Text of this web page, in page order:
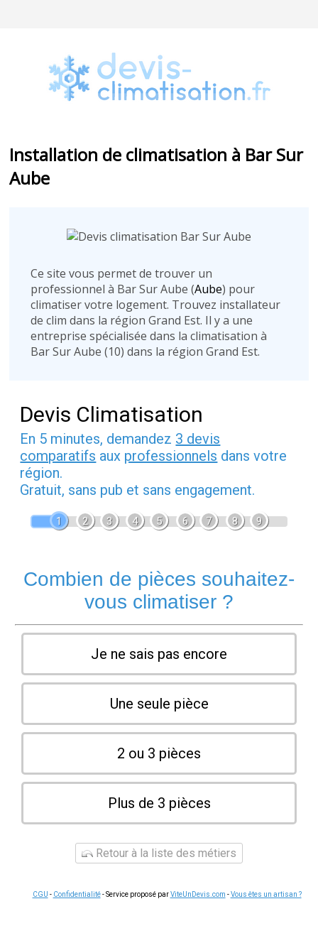
Installation de climatisation à Bar Sur
Aube
Ce site vous permet de trouver un
professionnel à Bar Sur Aube (Aube) pour
climatiser votre logement. Trouvez installateur
de clim dans la région Grand Est. Il y a une
entreprise spécialisée dans la climatisation à
Bar Sur Aube (10) dans la région Grand Est.
Devis Climatisation
En 5 minutes, demandez 3 devis
comparatifs aux professionnels dans votre
région.
Gratuit, sans pub et sans engagement.
1 2 3 4 5 6 7 8 9
Combien de pièces souhaitez-
vous climatiser ?
Je ne sais pas encore
Une seule pièce
2 ou 3 pièces
Plus de 3 pièces
Retour à la liste des métiers
CGU - Confidentialité- Service proposé parViteUnDevis.com -Vous êtes un artisan ?